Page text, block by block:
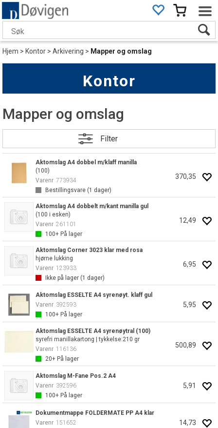
Hjem>Kontor>Arkivering> Mapper og omslag
Kontor
Mapper og omslag
Filter
Aktomslag A4 dobbel m/klaff manilla
(100)
Varenr 773934
Bestillingsvare (1 dager)
370,35
Aktomslag A4 dobbelt m/kant manilla gul
(100 i esken)
Varenr 261101
100+ På lager
12,49
Aktomslag Corner 3023 klar med rosa
hjørne lukking
Varenr 123933
Ikke på lager (1 dager)
6,95
Aktomslag ESSELTE A4 syrenøyt. klaff gul
Varenr 392593
100+ På lager
5,95
Aktomslag ESSELTE A4 syrenøytral (100)
syrefri manillakartong | tykkelse:210 gr
Varenr 116136
20+ På lager
500,89
Aktomslag M-Fane Pos.2 A4
Varenr 392596
100+ På lager
5,91
Dokumentmappe FOLDERMATE PP A4 klar
Varenr 151652
14,73